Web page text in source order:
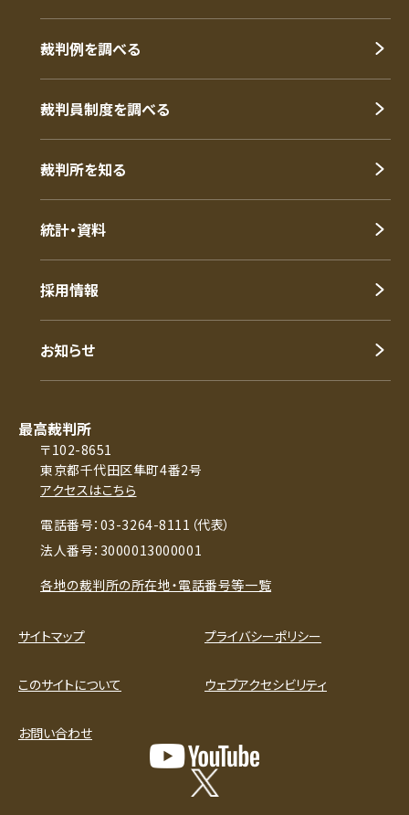
裁判例を調べる
裁判員制度を調べる
裁判所を知る
統計・資料
採用情報
お知らせ
最高裁判所
〒102-8651
東京都千代田区隼町4番2号
アクセスはこちら
電話番号：03-3264-8111（代表）
法人番号：3000013000001
各地の裁判所の所在地・電話番号等一覧
サイトマップ プライバシーポリシー
このサイトについて ウェブアクセシビリティ
お問い合わせ